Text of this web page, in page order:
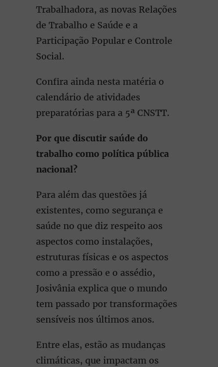
Trabalhadora, as novas Relações
de Trabalho e Saúde e a
Participação Popular e Controle
Social.
Confira ainda nesta matéria o
calendário de atividades
preparatórias para a 5ª CNSTT.
Por que discutir saúde do
trabalho como política pública
nacional?
Para além das questões já
existentes, como segurança e
saúde no que diz respeito aos
aspectos como instalações,
estruturas físicas e os aspectos
como a pressão e o assédio,
Josivânia explica que o mundo
tem passado por transformações
sensíveis nos últimos anos.
Entre elas, estão as mudanças
climáticas, que impactam os